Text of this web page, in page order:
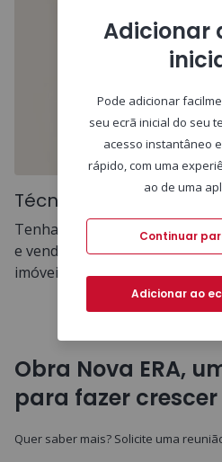
Técnicas de marketing
Tenha acesso às mais
e vendas para a
imóveis.
Obra Nova ERA,
para fazer
Quer saber mais? Solicite uma
Adicionar
Pode adicionar
seu ecrã inicial do seu
acesso instantâneo
rápido, com uma
ao de uma
Continuar
Adicionar ao